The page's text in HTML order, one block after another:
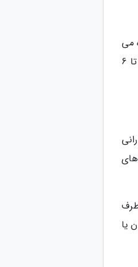
می
شوند و روی خورشید یا ماه را می پوشانند تا انتها بارندگی شروع گردد. ارتفاع ابر های آلتواستراتوس از سطح زمین 5/2 تا 6
یا